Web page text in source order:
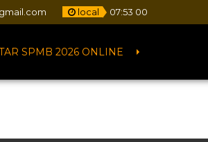
local 07:53 01
SPMB 2026 ONLINE